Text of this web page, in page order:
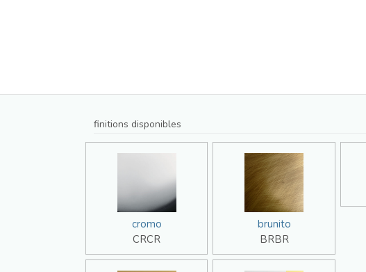
finitions disponibles
cromo
CRCR
brunito
BRBR